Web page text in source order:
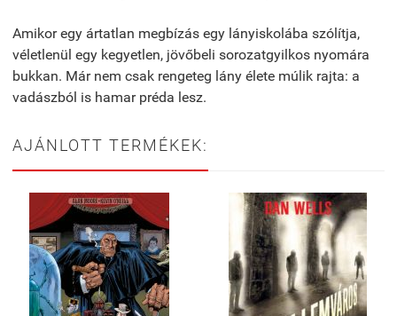
Amikor egy ártatlan megbízás egy lányiskolába szólítja,
véletlenül egy kegyetlen, jövőbeli sorozatgyilkos nyomára
bukkan. Már nem csak rengeteg lány élete múlik rajta: a
vadászból is hamar préda lesz.
AJÁNLOTT TERMÉKEK: